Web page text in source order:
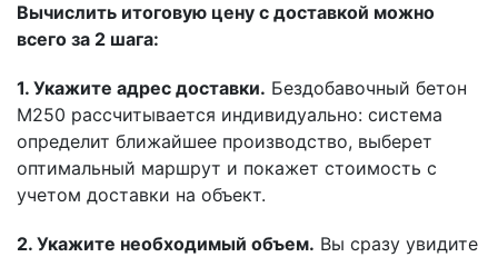
Вычислить итоговую цену с доставкой можно
всего за 2 шага:
1. Укажите адрес доставки. Бездобавочный бетон
М250 рассчитывается индивидуально: система
определит ближайшее производство, выберет
оптимальный маршрут и покажет стоимость с
учетом доставки на объект.
2. Укажите необходимый объем. Вы сразу увидите